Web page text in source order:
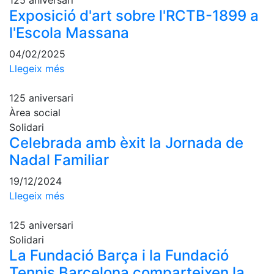
Escola de
Pàdel
Campionat
Social Pàdel
Quadres
Quadre
d'Honor
Històric
del
Campionat
Normativa
Altres esports
Àrea social
Exposició d'art sobre l'RCTB-1899 a
l'Escola Massana
04/02/2025
Llegeix més
125 aniversari
Àrea social
Solidari
Celebrada amb èxit la Jornada de
Nadal Familiar
19/12/2024
Llegeix més
125 aniversari
Solidari
La Fundació Barça i la Fundació